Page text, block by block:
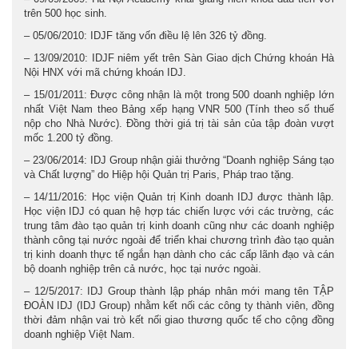
trên 500 học sinh.
– 05/06/2010: IDJF tăng vốn điều lệ lên 326 tỷ đồng.
– 13/09/2010: IDJF niêm yết trên Sàn Giao dịch Chứng khoán Hà
Nội HNX với mã chứng khoán IDJ.
– 15/01/2011: Được công nhận là một trong 500 doanh nghiệp lớn
nhất Việt Nam theo Bảng xếp hạng VNR 500 (Tính theo số thuế
nộp cho Nhà Nước). Đồng thời giá trị tài sản của tập đoàn vượt
mốc 1.200 tỷ đồng.
– 23/06/2014: IDJ Group nhận giải thưởng “Doanh nghiệp Sáng tạo
và Chất lượng” do Hiệp hội Quản trị Paris, Pháp trao tặng.
– 14/11/2016: Học viện Quản trị Kinh doanh IDJ được thành lập.
Học viện IDJ có quan hệ hợp tác chiến lược với các trường, các
trung tâm đào tạo quản trị kinh doanh cũng như các doanh nghiệp
thành công tại nước ngoài để triển khai chương trình đào tạo quản
trị kinh doanh thực tế ngắn hạn dành cho các cấp lãnh đạo và cán
bộ doanh nghiệp trên cả nước, học tại nước ngoài.
– 12/5/2017: IDJ Group thành lập pháp nhân mới mang tên TẬP
ĐOÀN IDJ (IDJ Group) nhằm kết nối các công ty thành viên, đồng
thời đảm nhận vai trò kết nối giao thương quốc tế cho cộng đồng
doanh nghiệp Việt Nam.